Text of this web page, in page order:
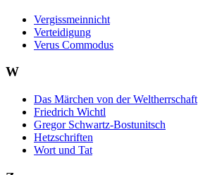
Vergissmeinnicht
Verteidigung
Verus Commodus
W
Das Märchen von der Weltherrschaft
Friedrich Wichtl
Gregor Schwartz-Bostunitsch
Hetzschriften
Wort und Tat